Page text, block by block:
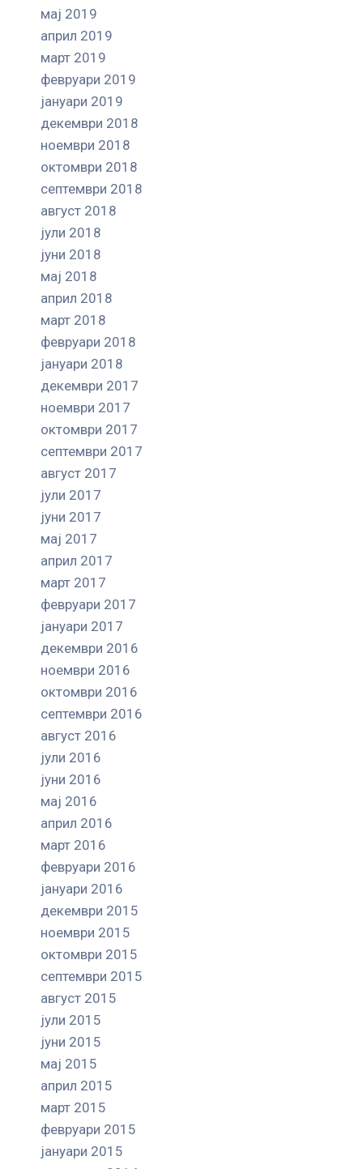
мај 2019
април 2019
март 2019
февруари 2019
јануари 2019
декември 2018
ноември 2018
октомври 2018
септември 2018
август 2018
јули 2018
јуни 2018
мај 2018
април 2018
март 2018
февруари 2018
јануари 2018
декември 2017
ноември 2017
октомври 2017
септември 2017
август 2017
јули 2017
јуни 2017
мај 2017
април 2017
март 2017
февруари 2017
јануари 2017
декември 2016
ноември 2016
октомври 2016
септември 2016
август 2016
јули 2016
јуни 2016
мај 2016
април 2016
март 2016
февруари 2016
јануари 2016
декември 2015
ноември 2015
октомври 2015
септември 2015
август 2015
јули 2015
јуни 2015
мај 2015
април 2015
март 2015
февруари 2015
јануари 2015